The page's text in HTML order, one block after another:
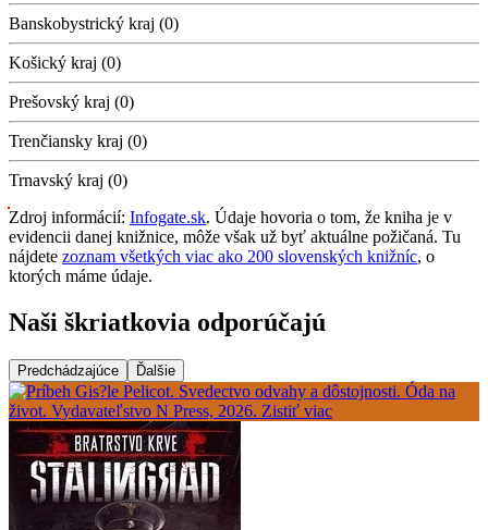
Banskobystrický kraj (0)
Košický kraj (0)
Prešovský kraj (0)
Trenčiansky kraj (0)
Trnavský kraj (0)
Zdroj informácií: Infogate.sk. Údaje hovoria o tom, že kniha je v
evidencii danej knižnice, môže však už byť aktuálne požičaná. Tu
nájdete zoznam všetkých viac ako 200 slovenských knižníc, o
ktorých máme údaje.
Naši škriatkovia odporúčajú
Predchádzajúce Ďalšie